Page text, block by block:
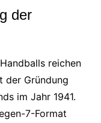
der
reichen
der Gründung
im Jahr 1941.
7-Format